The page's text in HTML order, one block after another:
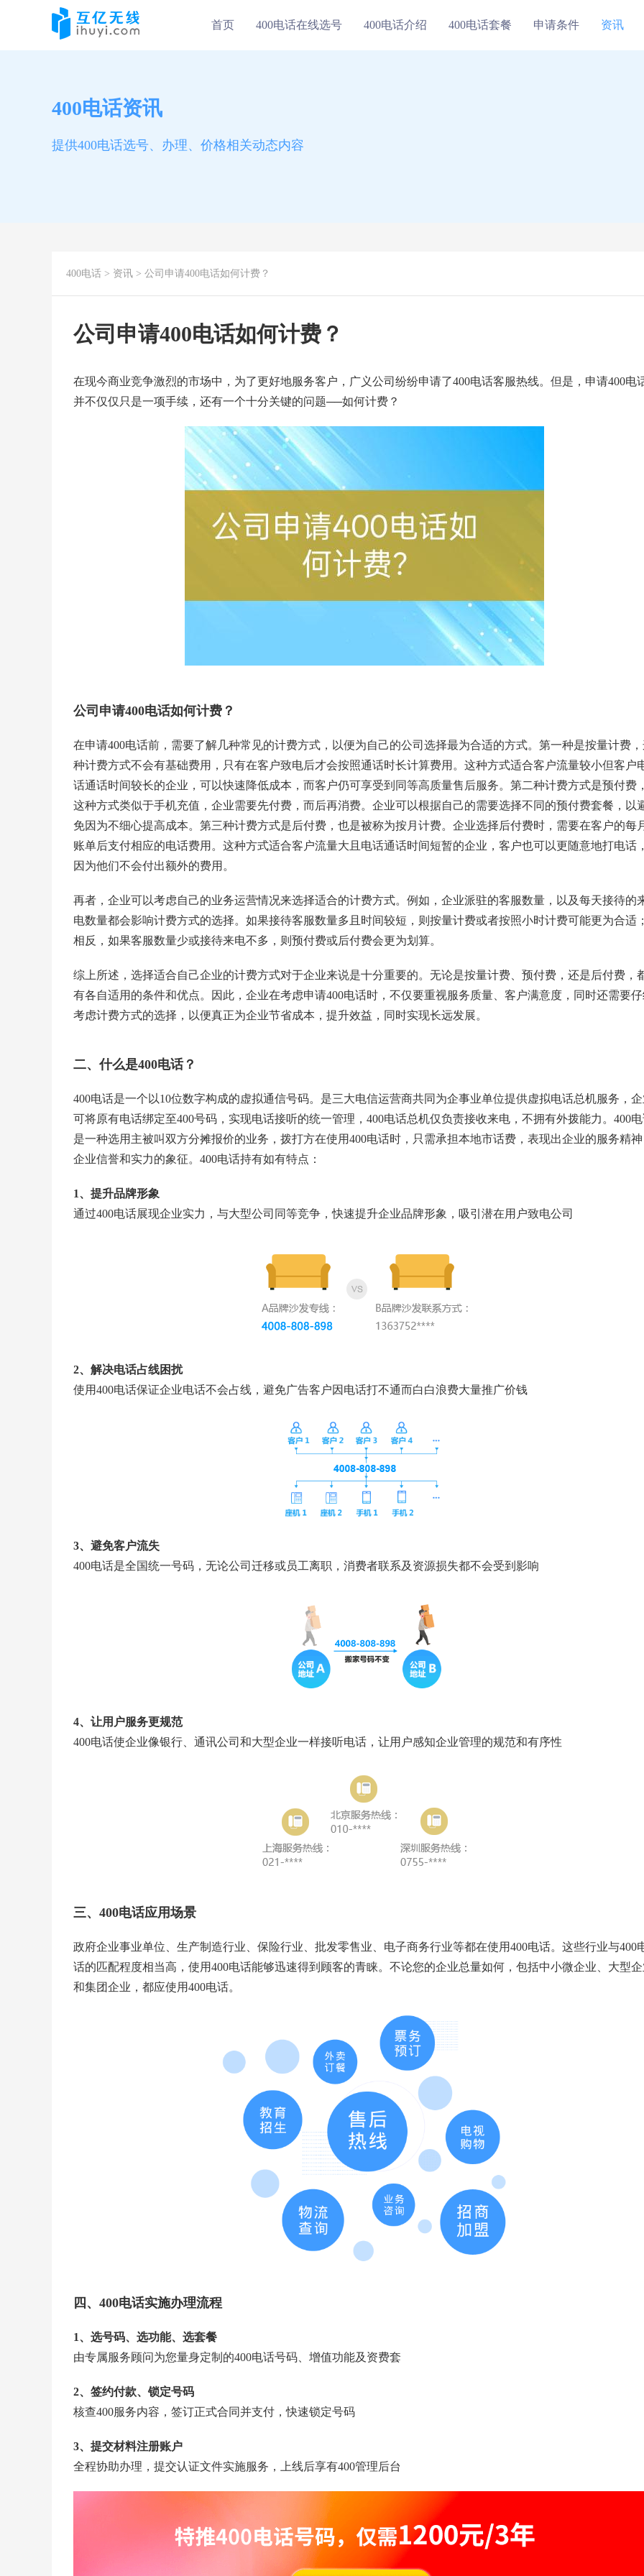
首页 400电话在线选号 400电话介绍 400电话套餐 申请条件 资讯
400电话资讯
提供400电话选号、办理、价格相关动态内容
400电话 > 资讯 > 公司申请400电话如何计费？
公司申请400电话如何计费？
在现今商业竞争激烈的市场中，为了更好地服务客户，广义公司纷纷申请了400电话客服热线。但是，申请400电
并不仅仅只是一项手续，还有一个十分关键的问题──如何计费？
公司申请400电话如何计费？
在申请400电话前，需要了解几种常见的计费方式，以便为自己的公司选择最为合适的方式。第一种是按量计费
种计费方式不会有基础费用，只有在客户致电后才会按照通话时长计算费用。这种方式适合客户流量较小但客户
话通话时间较长的企业，可以快速降低成本，而客户仍可享受到同等高质量售后服务。第二种计费方式是预付费
这种方式类似于手机充值，企业需要先付费，而后再消费。企业可以根据自己的需要选择不同的预付费套餐，以
免因为不细心提高成本。第三种计费方式是后付费，也是被称为按月计费。企业选择后付费时，需要在客户的每
账单后支付相应的电话费用。这种方式适合客户流量大且电话通话时间短暂的企业，客户也可以更随意地打电话
因为他们不会付出额外的费用。
再者，企业可以考虑自己的业务运营情况来选择适合的计费方式。例如，企业派驻的客服数量，以及每天接待的
电数量都会影响计费方式的选择。如果接待客服数量多且时间较短，则按量计费或者按照小时计费可能更为合适
相反，如果客服数量少或接待来电不多，则预付费或后付费会更为划算。
综上所述，选择适合自己企业的计费方式对于企业来说是十分重要的。无论是按量计费、预付费，还是后付费，
有各自适用的条件和优点。因此，企业在考虑申请400电话时，不仅要重视服务质量、客户满意度，同时还需要
考虑计费方式的选择，以便真正为企业节省成本，提升效益，同时实现长远发展。
二、什么是400电话？
400电话是一个以10位数字构成的虚拟通信号码。是三大电信运营商共同为企事业单位提供虚拟电话总机服务，
可将原有电话绑定至400号码 ，实现电话接听的统一管理，400电话总机仅负责接收来电，不拥有外拨能力。400
是一种选用主被叫双方分摊报价的业务，拨打方在使用400电话时，只需承担本地市话费，表现出企业的服务精
企业信誉和实力的象征。400电话持有如有特点：
1、提升品牌形象
通过400电话展现企业实力，与大型公司同等竞争，快速提升企业品牌形象，吸引潜在用户致电公司
2、解决电话占线困扰
使用400电话保证企业电话不会占线，避免广告客户因电话打不通而白白浪费大量推广价钱
3、避免客户流失
400电话是全国统一号码，无论公司迁移或员工离职，消费者联系及资源损失都不会受到影响
4、让用户服务更规范
400电话使企业像银行、通讯公司和大型企业一样接听电话，让用户感知企业管理的规范和有序性
三、400电话应用场景
政府企业事业单位、生产制造行业、保险行业、批发零售业、电子商务行业等都在使用400电话。这些行业与400
话的匹配程度相当高，使用400电话能够迅速得到顾客的青睐。不论您的企业总量如何，包括中小微企业、大型
和集团企业，都应使用400电话。
四、400电话实施办理流程
1、选号码、选功能、选套餐
由专属服务顾问为您量身定制的400电话号码、增值功能及资费套
2、签约付款、锁定号码
核查400服务内容，签订正式合同并支付，快速锁定号码
3、提交材料注册账户
全程协助办理，提交认证文件实施服务，上线后享有400管理后台